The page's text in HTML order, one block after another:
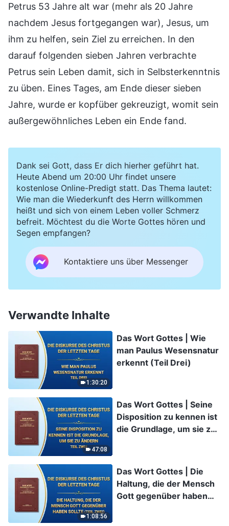
Petrus 53 Jahre alt war (mehr als 20 Jahre
nachdem Jesus fortgegangen war), Jesus, um
ihm zu helfen, sein Ziel zu erreichen. In den
darauf folgenden sieben Jahren verbrachte
Petrus sein Leben damit, sich in Selbsterkenntnis
zu üben. Eines Tages, am Ende dieser sieben
Jahre, wurde er kopfüber gekreuzigt, womit sein
außergewöhnliches Leben ein Ende fand.
Dank sei Gott, dass Er dich hierher geführt hat.
Heute Abend um 20:00 Uhr findet unsere
kostenlose Online-Predigt statt. Das Thema lautet:
Wie man die Wiederkunft des Herrn willkommen
heißt und sich von einem Leben voller Schmerz
befreit. Möchtest du die Worte Gottes hören und
Segen empfangen?
Kontaktiere uns über Messenger
Verwandte Inhalte
1:30:20
Das Wort Gottes | Wie
man Paulus Wesensnatur
erkennt (Teil Drei)
47:08
Das Wort Gottes | Seine
Disposition zu kennen ist
die Grundlage, um sie zu
1:08:56
Das Wort Gottes | Die
Haltung, die der Mensch
Gott gegenüber haben